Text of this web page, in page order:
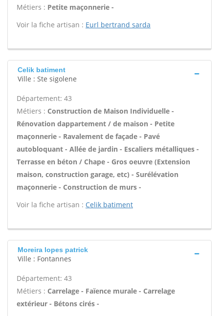
Métiers : Petite maçonnerie -
Voir la fiche artisan : Eurl bertrand sarda
Celik batiment
Ville : Ste sigolene
Département: 43
Métiers : Construction de Maison Individuelle -
Rénovation dappartement / de maison - Petite
maçonnerie - Ravalement de façade - Pavé
autobloquant - Allée de jardin - Escaliers métalliques -
Terrasse en béton / Chape - Gros oeuvre (Extension
maison, construction garage, etc) - Surélévation
maçonnerie - Construction de murs -
Voir la fiche artisan : Celik batiment
Moreira lopes patrick
Ville : Fontannes
Département: 43
Métiers : Carrelage - Faïence murale - Carrelage
extérieur - Bétons cirés -